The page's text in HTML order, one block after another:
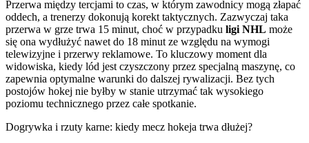
Przerwa między tercjami to czas, w którym zawodnicy mogą złapać
oddech, a trenerzy dokonują korekt taktycznych. Zazwyczaj taka
przerwa w grze trwa 15 minut, choć w przypadku ligi NHL może
się ona wydłużyć nawet do 18 minut ze względu na wymogi
telewizyjne i przerwy reklamowe. To kluczowy moment dla
widowiska, kiedy lód jest czyszczony przez specjalną maszynę, co
zapewnia optymalne warunki do dalszej rywalizacji. Bez tych
postojów hokej nie byłby w stanie utrzymać tak wysokiego
poziomu technicznego przez całe spotkanie.
Dogrywka i rzuty karne: kiedy mecz hokeja trwa dłużej?